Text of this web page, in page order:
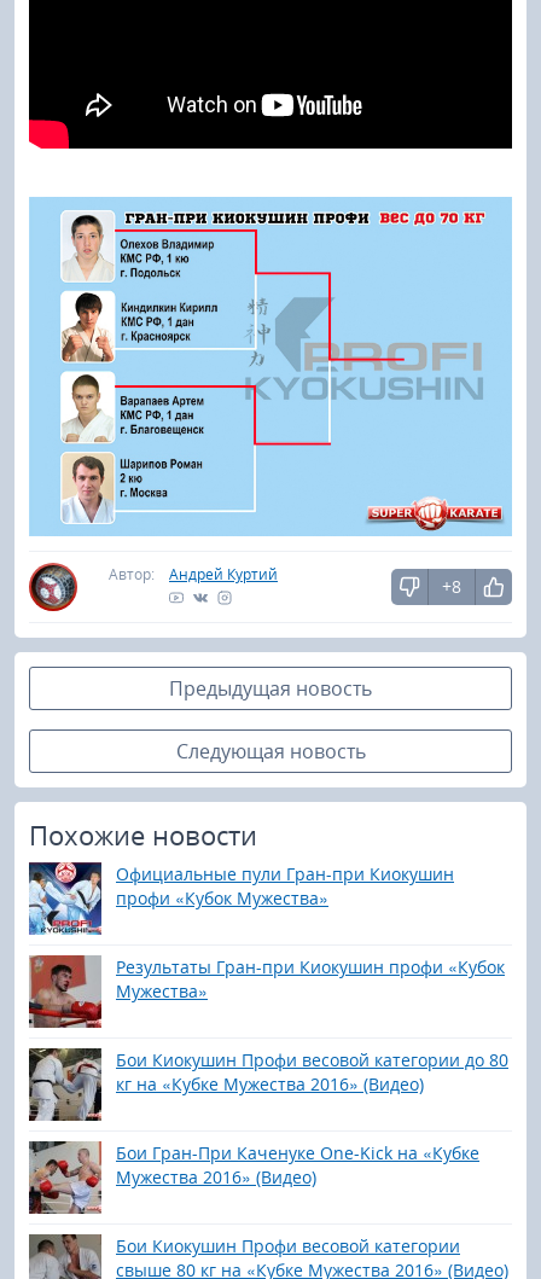
Автор: Андрей Куртий
+8
Предыдущая новость
Следующая новость
Похожие новости
Официальные пули Гран-при Киокушин
профи «Кубок Мужества»
Результаты Гран-при Киокушин профи «Кубок
Мужества»
Бои Киокушин Профи весовой категории до 80
кг на «Кубке Мужества 2016» (Видео)
Бои Гран-При Каченуке One-Kick на «Кубке
Мужества 2016» (Видео)
Бои Киокушин Профи весовой категории
свыше 80 кг на «Кубке Мужества 2016» (Видео)